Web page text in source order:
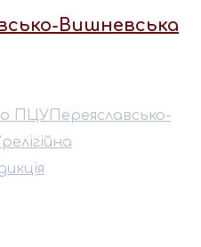
Вишневська
ПЦУ Переяславсько-
релігійна